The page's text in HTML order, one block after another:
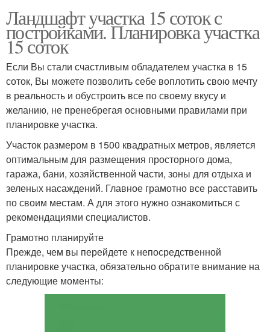
Ландшафт участка 15 соток с
постройками. Планировка участка
15 соток
Если Вы стали счастливым обладателем участка в 15
соток, Вы можете позволить себе воплотить свою мечту
в реальность и обустроить все по своему вкусу и
желанию, не пренебрегая основными правилами при
планировке участка.
Участок размером в 1500 квадратных метров, является
оптимальным для размещения просторного дома,
гаража, бани, хозяйственной части, зоны для отдыха и
зеленых насаждений. Главное грамотно все расставить
по своим местам. А для этого нужно ознакомиться с
рекомендациями специалистов.
Грамотно планируйте
Прежде, чем вы перейдете к непосредственной
планировке участка, обязательно обратите внимание на
следующие моменты: